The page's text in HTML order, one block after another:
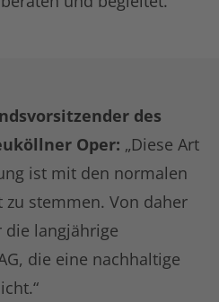
des
Oper: „Diese Art
ist mit den normalen
stemmen. Von daher
langjährige
die eine nachhaltige